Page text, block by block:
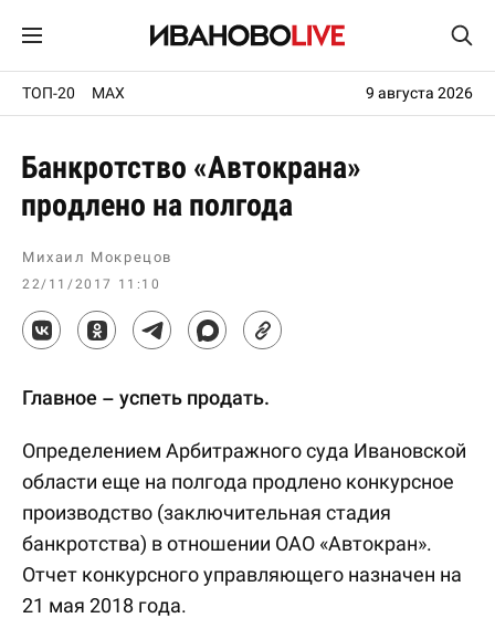
ТОП-20 MAX 9 августа 2026
Банкротство «Автокрана»
продлено на полгода
Михаил Мокрецов
22/11/2017 11:10
Главное – успеть продать.
Определением Арбитражного суда Ивановской
области еще на полгода продлено конкурсное
производство (заключительная стадия
банкротства) в отношении ОАО «Автокран».
Отчет конкурсного управляющего назначен на
21 мая 2018 года.